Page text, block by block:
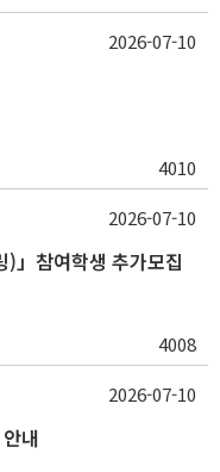
4010
2026-07-10
)」참여학생 추가모집
4008
2026-07-10
내
2026-07-10